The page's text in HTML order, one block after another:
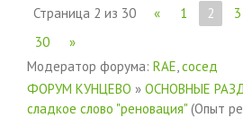
Страница 2 из 30 « 1 2 3
30
»
Модератор форума: RAE,сосед
ФОРУМ КУНЦЕВО » ОСНОВНЫЕ
сладкое слово "реновация" (Опыт